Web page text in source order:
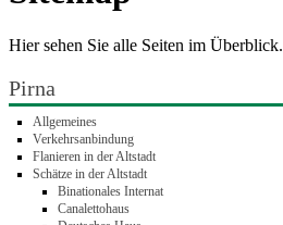
Hier sehen Sie alle Seiten im Überblick.
Pirna
Allgemeines
Verkehrsanbindung
Flanieren in der Altstadt
Schätze in der Altstadt
Binationales Internat
Canalettohaus